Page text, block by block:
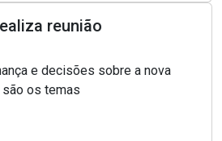
reunião
e decisões sobre a nova
os temas